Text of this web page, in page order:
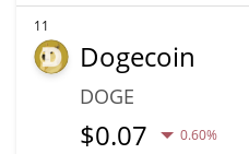
11
Dogecoin
DOGE
$0.07 0.60%